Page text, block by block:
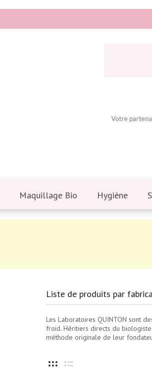
Maquillage Bio Hygiène
Liste de produits par
Les Laboratoires QUINTON sont
froid. Héritiers directs du
méthode originale de leur